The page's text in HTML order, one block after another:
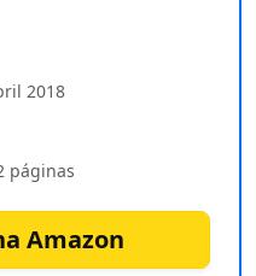
2018
páginas
Amazon